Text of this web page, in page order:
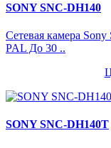
SONY SNC-DH140
Сетевая камера
PAL До 30 ..
SONY SNC-DH140T